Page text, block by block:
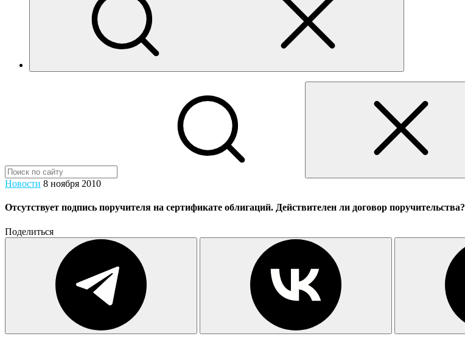
Новости 8 ноября 2010
Отсутствует подпись поручителя на сертификате облигаций. Действителен ли договор поручительства?
Поделиться